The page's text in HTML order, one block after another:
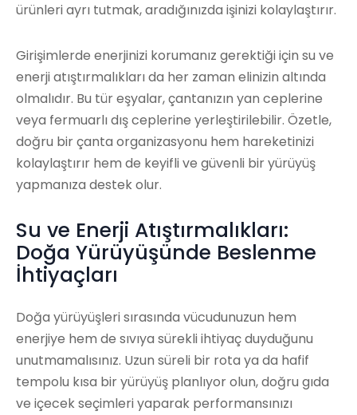
ürünleri ayrı tutmak, aradığınızda işinizi kolaylaştırır.
Girişimlerde enerjinizi korumanız gerektiği için su ve
enerji atıştırmalıkları da her zaman elinizin altında
olmalıdır. Bu tür eşyalar, çantanızın yan ceplerine
veya fermuarlı dış ceplerine yerleştirilebilir. Özetle,
doğru bir çanta organizasyonu hem hareketinizi
kolaylaştırır hem de keyifli ve güvenli bir yürüyüş
yapmanıza destek olur.
Su ve Enerji Atıştırmalıkları:
Doğa Yürüyüşünde Beslenme
İhtiyaçları
Doğa yürüyüşleri sırasında vücudunuzun hem
enerjiye hem de sıvıya sürekli ihtiyaç duyduğunu
unutmamalısınız. Uzun süreli bir rota ya da hafif
tempolu kısa bir yürüyüş planlıyor olun, doğru gıda
ve içecek seçimleri yaparak performansınızı